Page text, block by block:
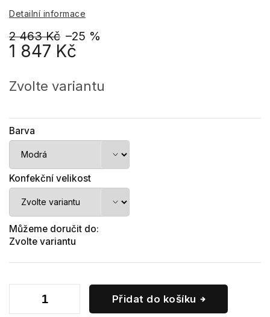
2 463 Kč –25 %
1 847 Kč
cena:
Zvolte variantu
Barva
Konfekční velikost
Můžeme doručit do:
Zvolte variantu
Přidat do košíku
Detailní informace